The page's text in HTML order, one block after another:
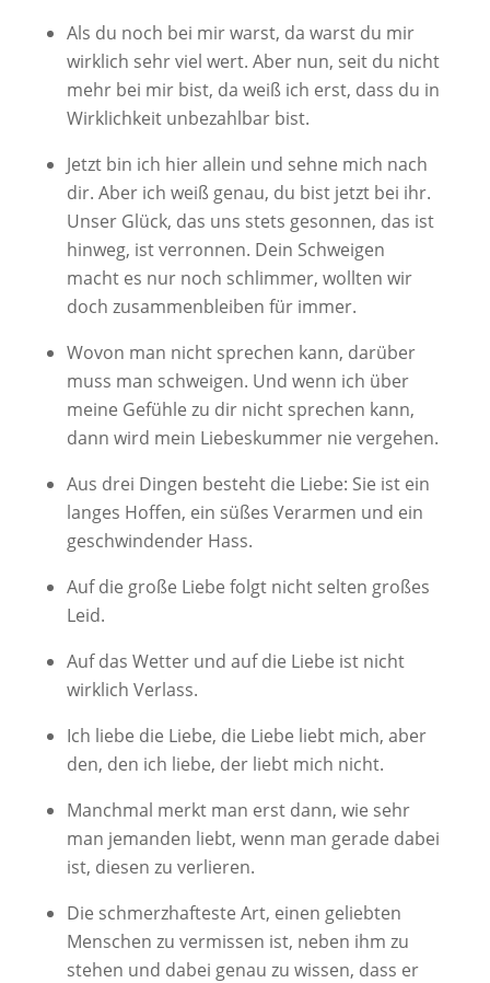
Als du noch bei mir warst, da warst du mir
wirklich sehr viel wert. Aber nun, seit du nicht
mehr bei mir bist, da weiß ich erst, dass du in
Wirklichkeit unbezahlbar bist.
Jetzt bin ich hier allein und sehne mich nach
dir. Aber ich weiß genau, du bist jetzt bei ihr.
Unser Glück, das uns stets gesonnen, das ist
hinweg, ist verronnen. Dein Schweigen
macht es nur noch schlimmer, wollten wir
doch zusammenbleiben für immer.
Wovon man nicht sprechen kann, darüber
muss man schweigen. Und wenn ich über
meine Gefühle zu dir nicht sprechen kann,
dann wird mein Liebeskummer nie vergehen.
Aus drei Dingen besteht die Liebe: Sie ist ein
langes Hoffen, ein süßes Verarmen und ein
geschwindender Hass.
Auf die große Liebe folgt nicht selten großes
Leid.
Auf das Wetter und auf die Liebe ist nicht
wirklich Verlass.
Ich liebe die Liebe, die Liebe liebt mich, aber
den, den ich liebe, der liebt mich nicht.
Manchmal merkt man erst dann, wie sehr
man jemanden liebt, wenn man gerade dabei
ist, diesen zu verlieren.
Die schmerzhafteste Art, einen geliebten
Menschen zu vermissen ist, neben ihm zu
stehen und dabei genau zu wissen, dass er